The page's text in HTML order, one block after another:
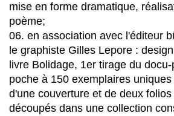
mise en forme dramatique,
poème;
06. en association avec l'éditeur
le graphiste Gilles Lepore :
livre Bolidage, 1er tirage du
poche à 150 exemplaires
d'une couverture et de deux
découpés dans une collection